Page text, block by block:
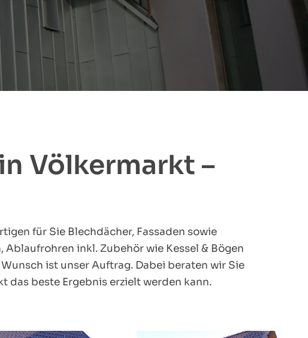
Völkermarkt –
für Sie Blechdächer, Fassaden sowie
inkl. Zubehör wie Kessel & Bögen
ist unser Auftrag. Dabei beraten wir Sie
das beste Ergebnis erzielt werden kann.